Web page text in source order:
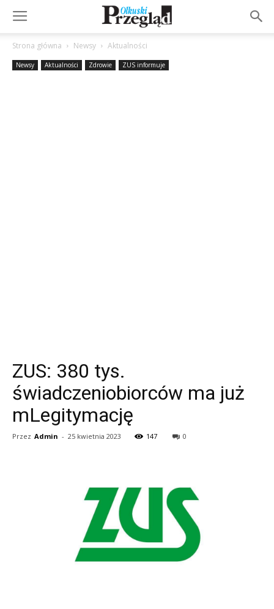
Strona główna Newsy Aktualności
Newsy Aktualności Zdrowie ZUS informuje
ZUS: 380 tys.
świadczeniobiorców ma już
mLegitymację
Przez Admin - 25 kwietnia 2023 147 0